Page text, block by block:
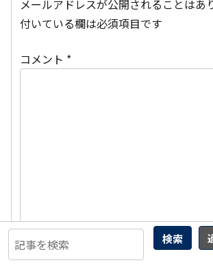
検索
メールアドレスが公開されることはあ
付いている欄は必須項目です
コメント *
名前